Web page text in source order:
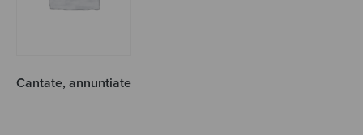
Cantate, annuntiate